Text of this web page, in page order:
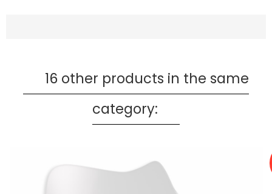
16 other products in the same
category: